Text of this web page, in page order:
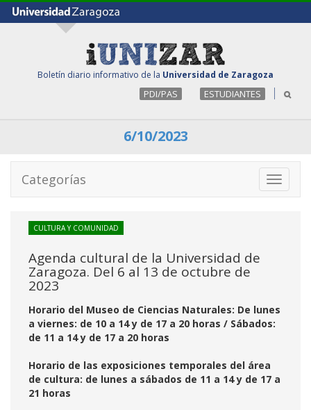
Boletín diario informativo de la Universidad de Zaragoza
PDI/PAS ESTUDIANTES
6/10/2023
Toggle
Categorías
CULTURA Y COMUNIDAD
Agenda cultural de la Universidad de
Zaragoza. Del 6 al 13 de octubre de
2023
Horario del Museo de Ciencias Naturales: De lunes
a viernes: de 10 a 14 y de 17 a 20 horas / Sábados:
de 11 a 14 y de 17 a 20 horas
Horario de las exposiciones temporales del área
de cultura: de lunes a sábados de 11 a 14 y de 17 a
21 horas